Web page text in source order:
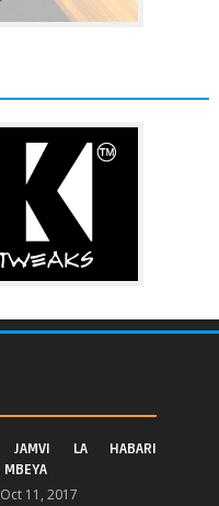
JAMVI LA HABARI
MBEYA
Oct 11, 2017